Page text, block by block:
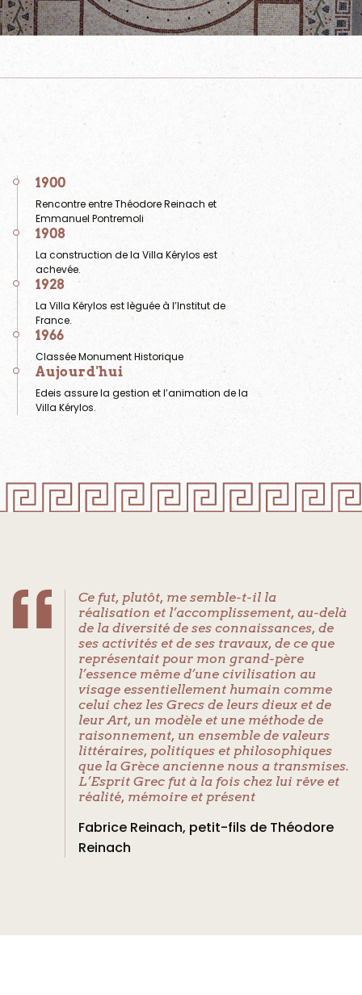
1900
Rencontre entre Théodore Reinach et
Emmanuel Pontremoli
1908
La construction de la Villa Kérylos est
achevée.
1928
La Villa Kérylos est lèguée à l’Institut de
France.
1966
Classée Monument Historique
Aujourd'hui
Edeis assure la gestion et l’animation de la
Villa Kérylos.
Ce fut, plutôt, me semble-t-il la
réalisation et l’accomplissement, au-delà
de la diversité de ses connaissances, de
ses activités et de ses travaux, de ce que
représentait pour mon grand-père
l’essence même d’une civilisation au
visage essentiellement humain comme
celui chez les Grecs de leurs dieux et de
leur Art, un modèle et une méthode de
raisonnement, un ensemble de valeurs
littéraires, politiques et philosophiques
que la Grèce ancienne nous a transmises.
L’Esprit Grec fut à la fois chez lui rêve et
réalité, mémoire et présent
Fabrice Reinach, petit-fils de Théodore
Reinach